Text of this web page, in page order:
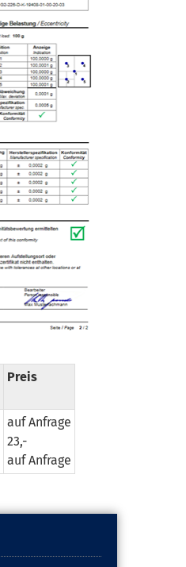
Preis
auf Anfrage
23,-
auf Anfrage